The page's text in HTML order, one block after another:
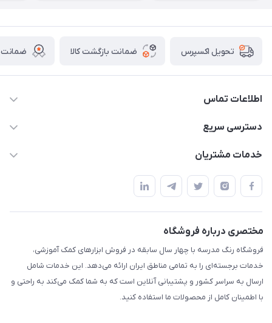
تحویل اکسپرس ضمانت بازگشت کالا ضمانت
اطلاعات تماس
02136781755
دسترسی سریع
پلنر و دفتر
استایل معلم و دانش آموز
بازی و نمایش
تزئین کلاس
طرح های تشویقی
گیفت ها و جوایز
سایر محصولات
خدمات مشتریان
قوانین و مقررات
حریم خصوصی
مختصری درباره فروشگاه
فروشگاه رنگ مدرسه با چهار سال سابقه در فروش ابزارهای کمک آموزشی،
خدمات برجسته‌ای را به تمامی مناطق ایران ارائه می‌دهد. این خدمات شامل
ارسال به سراسر کشور و پشتیبانی آنلاین است که به شما کمک می‌کند به راحتی و
با اطمینان کامل از محصولات ما استفاده کنید.